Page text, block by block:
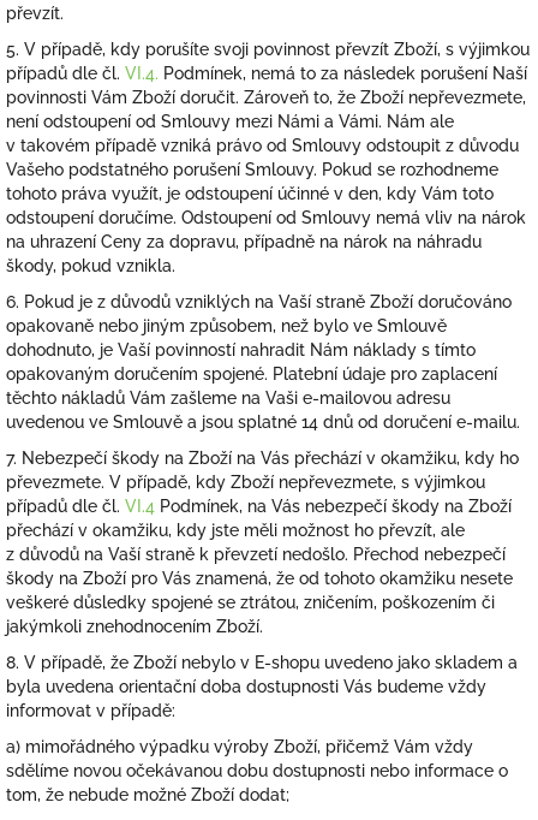
převzít.
5. V případě, kdy porušíte svoji povinnost převzít Zboží, s výjimkou
případů dle čl. VI.4. Podmínek, nemá to za následek porušení Naší
povinnosti Vám Zboží doručit. Zároveň to, že Zboží nepřevezmete,
není odstoupení od Smlouvy mezi Námi a Vámi. Nám ale
v takovém případě vzniká právo od Smlouvy odstoupit z důvodu
Vašeho podstatného porušení Smlouvy. Pokud se rozhodneme
tohoto práva využít, je odstoupení účinné v den, kdy Vám toto
odstoupení doručíme. Odstoupení od Smlouvy nemá vliv na nárok
na uhrazení Ceny za dopravu, případně na nárok na náhradu
škody, pokud vznikla.
6. Pokud je z důvodů vzniklých na Vaší straně Zboží doručováno
opakovaně nebo jiným způsobem, než bylo ve Smlouvě
dohodnuto, je Vaší povinností nahradit Nám náklady s tímto
opakovaným doručením spojené. Platební údaje pro zaplacení
těchto nákladů Vám zašleme na Vaši e-mailovou adresu
uvedenou ve Smlouvě a jsou splatné 14 dnů od doručení e-mailu.
7. Nebezpečí škody na Zboží na Vás přechází v okamžiku, kdy ho
převezmete. V případě, kdy Zboží nepřevezmete, s výjimkou
případů dle čl. VI.4 Podmínek, na Vás nebezpečí škody na Zboží
přechází v okamžiku, kdy jste měli možnost ho převzít, ale
z důvodů na Vaší straně k převzetí nedošlo. Přechod nebezpečí
škody na Zboží pro Vás znamená, že od tohoto okamžiku nesete
veškeré důsledky spojené se ztrátou, zničením, poškozením či
jakýmkoli znehodnocením Zboží.
8. V případě, že Zboží nebylo v E-shopu uvedeno jako skladem a
byla uvedena orientační doba dostupnosti Vás budeme vždy
informovat v případě:
a) mimořádného výpadku výroby Zboží, přičemž Vám vždy
sdělíme novou očekávanou dobu dostupnosti nebo informace o
tom, že nebude možné Zboží dodat;